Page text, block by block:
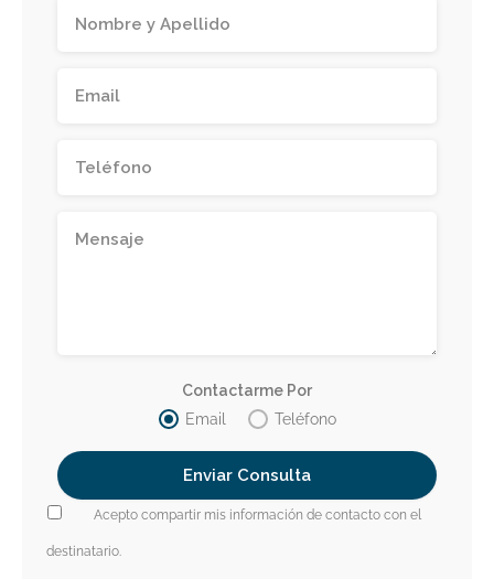
Contactarme Por
Email
Teléfono
Acepto compartir mis información de contacto con el
destinatario.